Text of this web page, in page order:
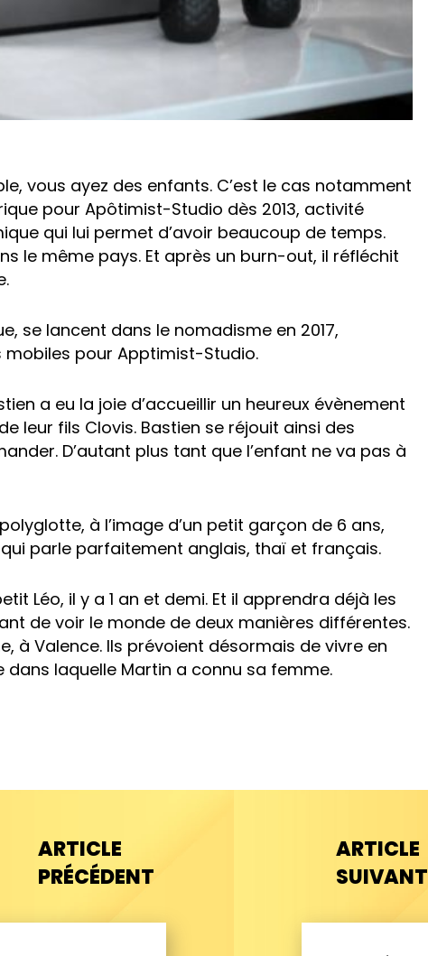
vous ayez des enfants. C’est le cas notamment
pour Apôtimist-Studio dès 2013, activité
qui lui permet d’avoir beaucoup de temps.
le même pays. Et après un burn-out, il réfléchit
se lancent dans le nomadisme en 2017,
pour Apptimist-Studio.
a eu la joie d’accueillir un heureux évènement
leur fils Clovis. Bastien se réjouit ainsi des
D’autant plus tant que l’enfant ne va pas à
à l’image d’un petit garçon de 6 ans,
parle parfaitement anglais, thaï et français.
Léo, il y a 1 an et demi. Et il apprendra déjà les
de voir le monde de deux manières différentes.
à Valence. Ils prévoient désormais de vivre en
dans laquelle Martin a connu sa femme.
ARTICLE
PRÉCÉDENT
ARTICLE
SUIVANT